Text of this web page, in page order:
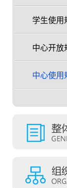
学生使用
中心开放
中心使用